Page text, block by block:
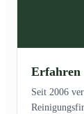
Erfahren
Seit 2006